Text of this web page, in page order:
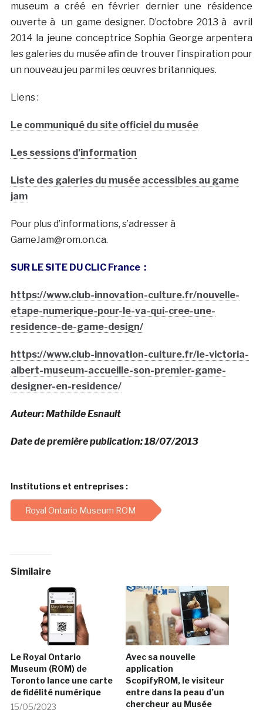
museum a créé en février dernier une résidence
ouverte à un game designer. D’octobre 2013 à avril
2014 la jeune conceptrice Sophia George arpentera
les galeries du musée afin de trouver l’inspiration pour
un nouveau jeu parmi les œuvres britanniques.
Liens :
Le communiqué du site officiel du musée
Les sessions d’information
Liste des galeries du musée accessibles au game
jam
Pour plus d’informations, s’adresser à
GameJam@rom.on.ca.
SUR LE SITE DU CLIC France :
https://www.club-innovation-culture.fr/nouvelle-
etape-numerique-pour-le-va-qui-cree-une-
residence-de-game-design/
https://www.club-innovation-culture.fr/le-victoria-
albert-museum-accueille-son-premier-game-
designer-en-residence/
Auteur: Mathilde Esnault
Date de première publication: 18/07/2013
Institutions et entreprises :
Royal Ontario Museum ROM
Similaire
Le Royal Ontario
Museum (ROM) de
Toronto lance une carte
de fidélité numérique
15/05/2023
Avec sa nouvelle
application
ScopifyROM, le visiteur
entre dans la peau d’un
chercheur au Musée